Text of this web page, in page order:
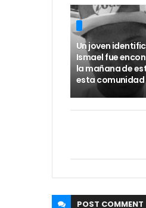
Un joven
Ismael fue
la mañana de
esta comunidad
POST COMMENT